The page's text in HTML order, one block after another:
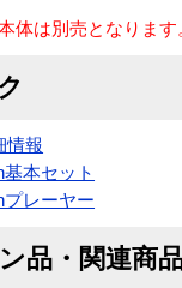
体は別売となります
情報
本セット
プレーヤー
品・関連商